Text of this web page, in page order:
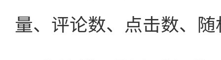
量、评论数、点击数、